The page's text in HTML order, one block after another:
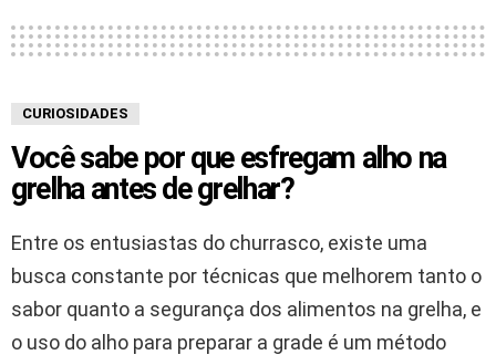
CURIOSIDADES
Você sabe por que esfregam alho na
grelha antes de grelhar?
Entre os entusiastas do churrasco, existe uma
busca constante por técnicas que melhorem tanto o
sabor quanto a segurança dos alimentos na grelha, e
o uso do alho para preparar a grade é um método